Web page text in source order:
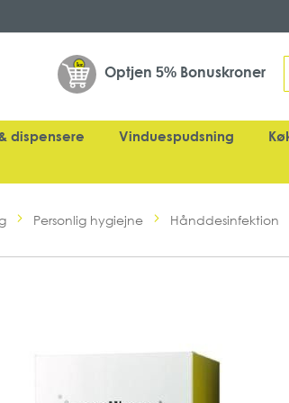
KUN
Optjen 5%Bonuskroner
dispensere Vinduespudsning
Personlig hygiejne Hånddesinfektion